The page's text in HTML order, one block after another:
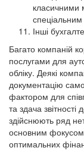
Інші
Багато компаній
послугами для
обліку. Деякі
документацію
фактором для
та здача звітності
здійснюють ряд
основним фокусом
оптимальних